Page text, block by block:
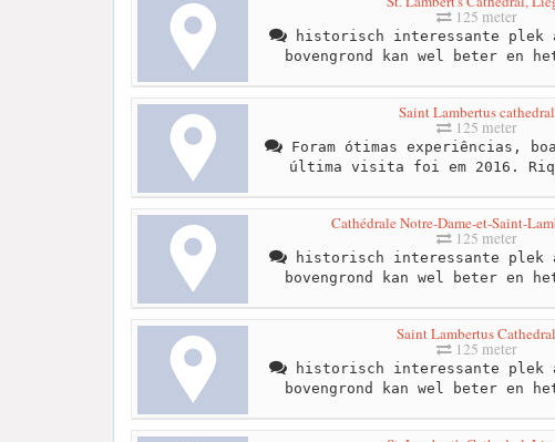
125 meter
historisch interessante plek
bovengrond kan wel beter en
Saint Lambertus cathedral
125 meter
Foram ótimas experiências,
última visita foi em 2016.
Cathédrale Notre-Dame-et-Saint-
125 meter
historisch interessante plek
bovengrond kan wel beter en
Saint Lambertus Cathedral
125 meter
historisch interessante plek
bovengrond kan wel beter en